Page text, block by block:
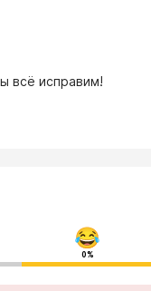
всё исправим!
0%